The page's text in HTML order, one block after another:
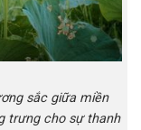
sắc giữa miền
trưng cho sự thanh